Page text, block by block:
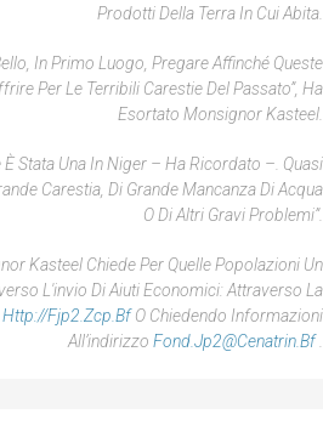
Prodotti Della Terra In Cui Abita.
In Primo Luogo, Pregare Affinché Queste
Per Le Terribili Carestie Del Passato”, Ha
Esortato Monsignor Kasteel.
È Stata Una In Niger – Ha Ricordato –. Quasi
Carestia, Di Grande Mancanza Di Acqua
O Di Altri Gravi Problemi”.
Kasteel Chiede Per Quelle Popolazioni Un
L'invio Di Aiuti Economici: Attraverso La
Http://fjp2.zcp.bfO Chiedendo Informazioni
All’indirizzo Fond.jp2@cenatrin.bf.